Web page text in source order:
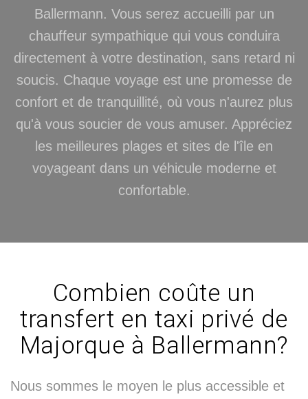
Ballermann. Vous serez accueilli par un
chauffeur sympathique qui vous conduira
directement à votre destination, sans retard ni
soucis. Chaque voyage est une promesse de
confort et de tranquillité, où vous n'aurez plus
qu'à vous soucier de vous amuser. Appréciez
les meilleures plages et sites de l'île en
voyageant dans un véhicule moderne et
confortable.
Combien coûte un
transfert en taxi privé de
Majorque à Ballermann?
Nous sommes le moyen le plus accessible et